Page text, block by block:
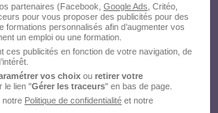
partenaires (Facebook, Google Ads , Critéo,
pour vous proposer des publicités pour des
formations personnalisés afin d’augmenter vos
un emploi ou une formation.
ces publicités en fonction de votre navigation, de
vos choix ou retirer votre
le lien "Gérer les traceurs" en bas de page.
notre Politique de confidentialité et notre